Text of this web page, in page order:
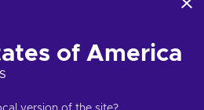
Βίλνιους, Δημοκρατία της
διαφημίσεων.
την Eneba και τους συνεργάτες
τη συγκατάθεσή σας κάνοντας
τα δεδομένα σας, ανατρέξτε στην
of America